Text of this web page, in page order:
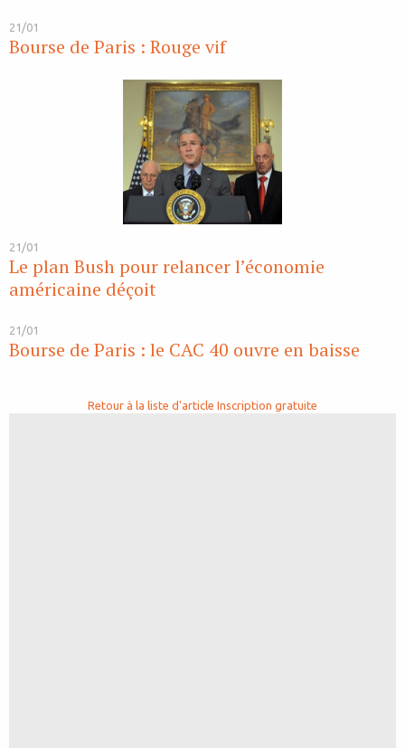
21/01
Bourse de Paris : Rouge vif
21/01
Le plan Bush pour relancer l’économie
américaine déçoit
21/01
Bourse de Paris : le CAC 40 ouvre en baisse
Retour à la liste d'article Inscription gratuite